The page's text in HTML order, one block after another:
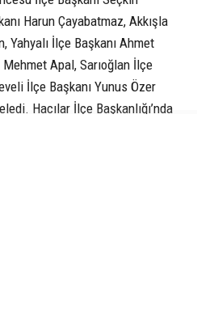
Harun Çayabatmaz, Akkışla
Yahyalı İlçe Başkanı Ahmet
Apal, Sarıoğlan İlçe
İlçe Başkanı Yunus Özer
Hacılar İlçe Başkanlığı’nda